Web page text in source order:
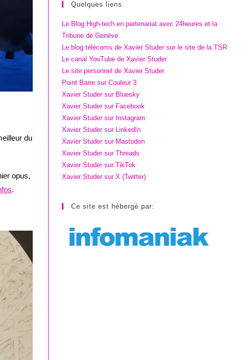
du
opus,
.
Quelques liens
Le Blog High-tech en partenariat avec 24heures et la
Tribune de Genève
Le blog télécoms de Xavier Studer sur le site de la TSR
Le canal YouTube de Xavier Studer
Le site personnel de Xavier Studer
Point Barre sur Couleur 3
Xavier Studer sur Bluesky
Xavier Studer sur Facebook
Xavier Studer sur Instagram
Xavier Studer sur LinkedIn
Xavier Studer sur Mastodon
Xavier Studer sur Threads
Xavier Studer sur TikTok
Xavier Studer sur X (Twitter)
Ce site est hébergé par: